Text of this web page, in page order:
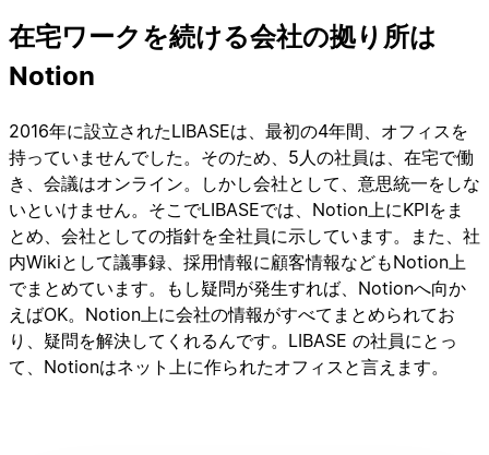
在宅ワークを続ける会社の拠り所は
Notion
2016年に設立されたLIBASEは、最初の4年間、オフィスを
持っていませんでした。そのため、5人の社員は、在宅で働
き、会議はオンライン。しかし会社として、意思統一をしな
いといけません。そこでLIBASEでは、Notion上にKPIをま
とめ、会社としての指針を全社員に示しています。また、社
内Wikiとして議事録、採用情報に顧客情報などもNotion上
でまとめています。もし疑問が発生すれば、Notionへ向か
えばOK。Notion上に会社の情報がすべてまとめられてお
り、疑問を解決してくれるんです。LIBASE の社員にとっ
て、Notionはネット上に作られたオフィスと言えます。